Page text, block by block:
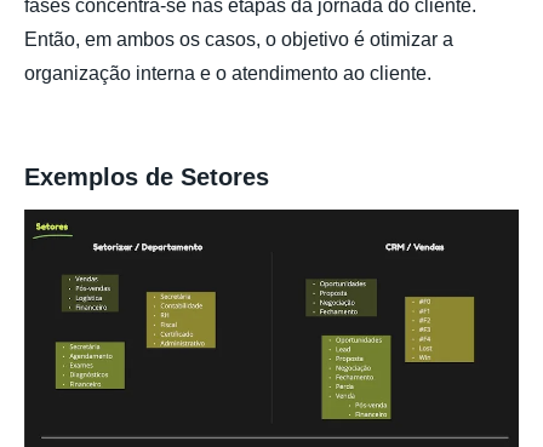
fases concentra-se nas etapas da jornada do cliente.
Então, em ambos os casos, o objetivo é otimizar a
organização interna e o atendimento ao cliente.
Exemplos de Setores